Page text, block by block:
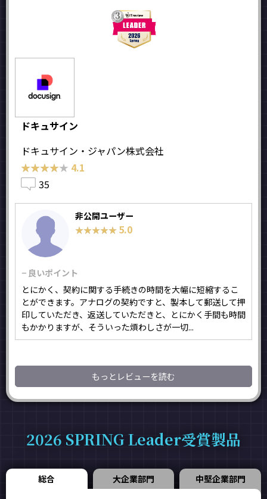
ドキュサイン
ドキュサイン・ジャパン株式会社
★★★★★
★★★★★ 4.1
35
非公開ユーザー
★★★★★
★★★★★ 5.0
− 良いポイント
とにかく、契約に関する手続きの時間を大幅に短縮するこ
とができます。アナログの契約ですと、製本して郵送して押
印していただき、返送していただきと、とにかく手間も時間
もかかりますが、そういった煩わしさが一切...
もっとレビューを読む
2026 SPRING Leader受賞製品
総合 大企業部門 中堅企業部門